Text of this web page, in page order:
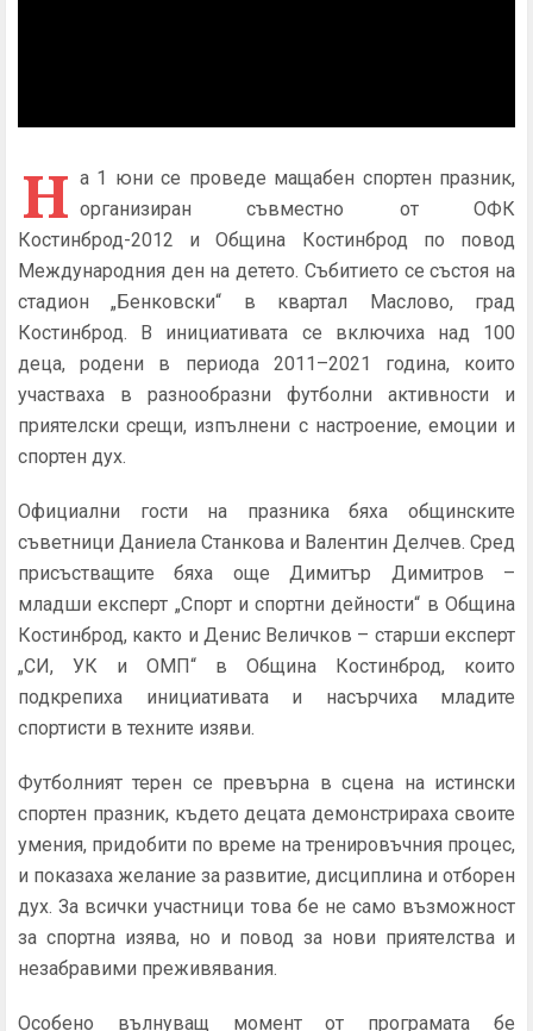
Н а 1 юни се проведе мащабен спортен празник,
организиран съвместно от ОФК
Костинброд-2012 и Община Костинброд по повод
Международния ден на детето. Събитието се състоя на
стадион „Бенковски“ в квартал Маслово, град
Костинброд. В инициативата се включиха над 100
деца, родени в периода 2011–2021 година, които
участваха в разнообразни футболни активности и
приятелски срещи, изпълнени с настроение, емоции и
спортен дух.
Официални гости на празника бяха общинските
съветници Даниела Станкова и Валентин Делчев. Сред
присъстващите бяха още Димитър Димитров –
младши експерт „Спорт и спортни дейности“ в Община
Костинброд, както и Денис Величков – старши експерт
„СИ, УК и ОМП“ в Община Костинброд, които
подкрепиха инициативата и насърчиха младите
спортисти в техните изяви.
Футболният терен се превърна в сцена на истински
спортен празник, където децата демонстрираха своите
умения, придобити по време на тренировъчния процес,
и показаха желание за развитие, дисциплина и отборен
дух. За всички участници това бе не само възможност
за спортна изява, но и повод за нови приятелства и
незабравими преживявания.
Особено вълнуващ момент от програмата бе